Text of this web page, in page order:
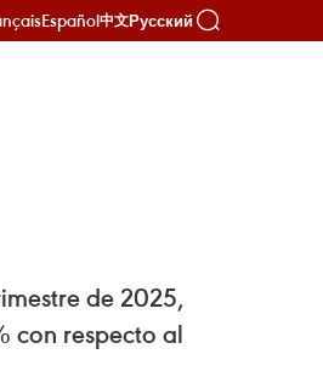
Español中文Русский
de 2025,
con respecto al